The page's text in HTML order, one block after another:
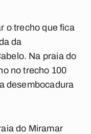
o trecho que fica
da
Na praia do
no trecho 100
desembocadura
do Miramar